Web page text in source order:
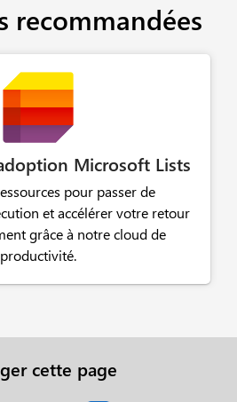
recommandées
Microsoft Lists
pour passer de
et accélérer votre retour
grâce à notre cloud de
productivité.
cette page